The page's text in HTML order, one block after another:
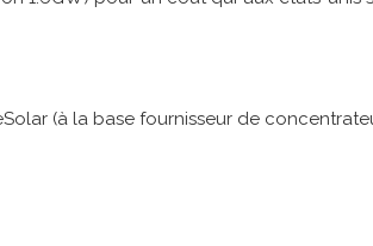
(à la base fournisseur de